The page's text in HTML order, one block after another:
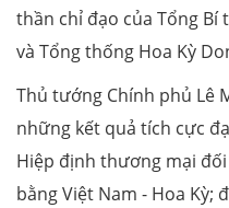
thần chỉ đạo của Tổng Bí
và Tổng thống Hoa Kỳ
Thủ tướng Chính phủ Lê
những kết quả tích cực
Hiệp định thương mại
bằng Việt Nam - Hoa Kỳ;